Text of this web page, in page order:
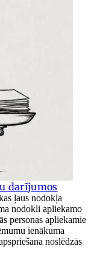
darījumos
ļaus nodokļa
nodokli apliekamo
personas apliekamie
ienākuma
noslēdzās